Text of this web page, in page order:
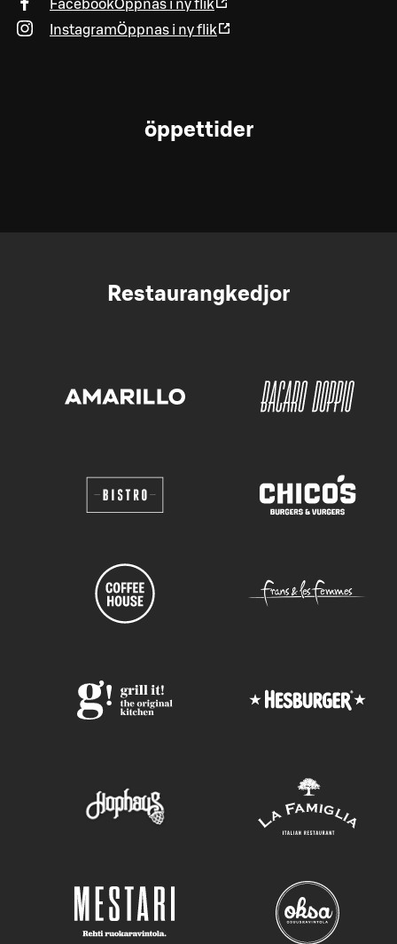
FacebookÖppnas i ny flik
InstagramÖppnas i ny flik
öppettider
Restaurangkedjor